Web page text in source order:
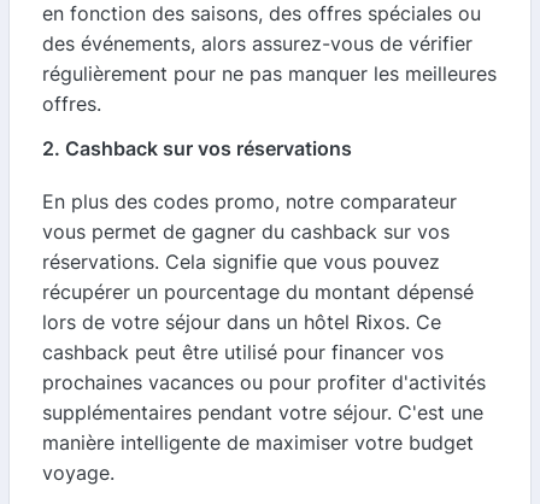
en fonction des saisons, des offres spéciales ou
des événements, alors assurez-vous de vérifier
régulièrement pour ne pas manquer les meilleures
offres.
2. Cashback sur vos réservations
En plus des codes promo, notre comparateur
vous permet de gagner du cashback sur vos
réservations. Cela signifie que vous pouvez
récupérer un pourcentage du montant dépensé
lors de votre séjour dans un hôtel Rixos. Ce
cashback peut être utilisé pour financer vos
prochaines vacances ou pour profiter d'activités
supplémentaires pendant votre séjour. C'est une
manière intelligente de maximiser votre budget
voyage.